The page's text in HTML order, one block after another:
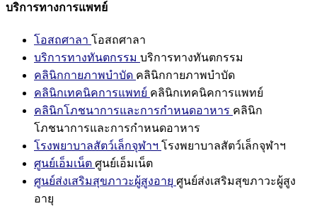
บริการทางการแพทย์
โอสถศาลา โอสถศาลา
บริการทางทันตกรรม บริการทางทันตกรรม
คลินิกกายภาพบำบัด คลินิกกายภาพบำบัด
คลินิกเทคนิคการแพทย์ คลินิกเทคนิคการแพทย์
คลินิกโภชนาการและการกำหนดอาหาร คลินิก
โภชนาการและการกำหนดอาหาร
โรงพยาบาลสัตว์เล็กจุฬาฯ โรงพยาบาลสัตว์เล็กจุฬาฯ
ศูนย์เอ็มเน็ต ศูนย์เอ็มเน็ต
ศูนย์ส่งเสริมสุขภาวะผู้สูงอายุ ศูนย์ส่งเสริมสุขภาวะผู้สูง
อายุ